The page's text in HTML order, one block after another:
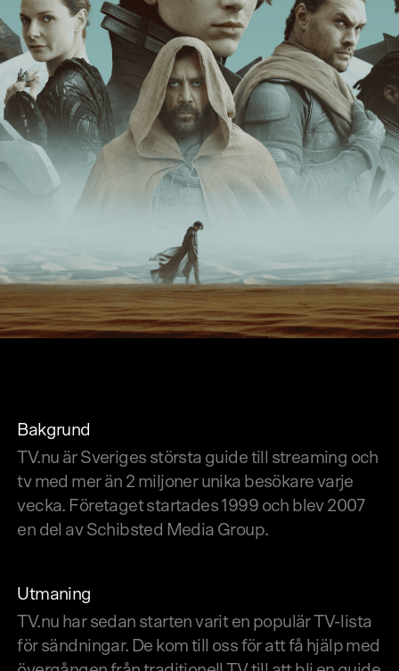
Bakgrund
TV.nu är Sveriges största guide till streaming och
tv med mer än 2 miljoner unika besökare varje
vecka. Företaget startades 1999 och blev 2007
en del av Schibsted Media Group.
Utmaning
TV.nu har sedan starten varit en populär TV-lista
för sändningar. De kom till oss för att få hjälp med